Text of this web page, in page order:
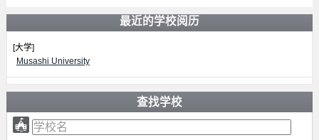
最近的学校阅历
[大学]
Musashi University
查找学校